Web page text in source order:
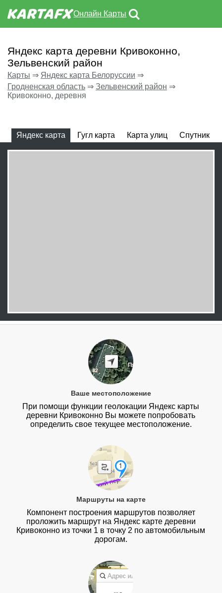
Онлайн Карты
Яндекс карта деревни Кривоконно,
Зельвенский район
Карты ⇒ Яндекс карта Белоруссии ⇒
Гродненская область ⇒ Зельвенский район ⇒
Кривоконно, деревня
Яндекс карта Гугл карта Карта улиц Спутник
Ваше местоположение
При помощи функции геолокации Яндекс карты
деревни Кривоконно Вы можете попробовать
определить свое текущее местоположение.
Маршруты на карте
Компонент построения маршрутов позволяет
проложить маршрут на Яндекс карте деревни
Кривоконно из точки 1 в точку 2 по автомобильным
дорогам.